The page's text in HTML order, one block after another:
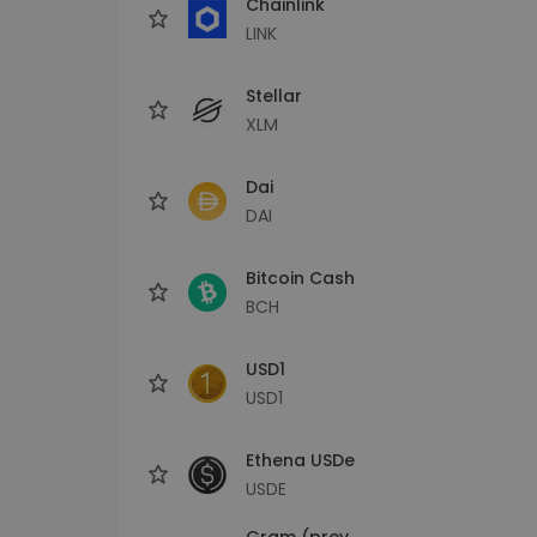
LINK
Stellar
XLM
Dai
DAI
Bitcoin Cash
BCH
USD1
USD1
Ethena USDe
USDE